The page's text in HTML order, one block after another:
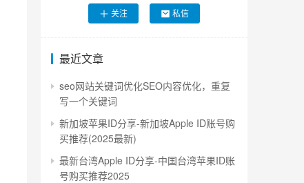
关注 私信
最近文章
seo网站关键词优化SEO内容优化，重复
写一个关键词
新加坡苹果ID分享-新加坡Apple ID账号购
买推荐(2025最新)
最新台湾Apple ID分享-中国台湾苹果ID账
号购买推荐2025